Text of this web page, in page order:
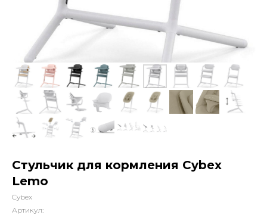
Стульчик для кормления Cybex
Lemo
Cybex
Артикул: